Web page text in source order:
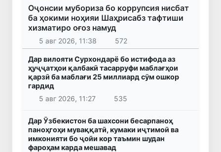
Оҷонсии мубориза бо коррупсия нисбат
ба ҳокими ноҳияи Шаҳрисабз тафтиши
хизматиро оғоз намуд
5 авг 2026, 11:38 572
Дар вилояти Сурхондарё бо истифода аз
ҳуҷҷатҳои қалбакӣ тасарруфи маблағҳои
қарзӣ ба маблағи 25 миллиард сӯм ошкор
гардид
5 авг 2026, 11:27
535
Дар Ӯзбекистон ба шахсони бесарпаноҳ
паноҳгоҳи муваққатӣ, кумаки иҷтимоӣ ва
имконияти бо ҷойи кор таъмин шудан
фароҳам карда мешавад